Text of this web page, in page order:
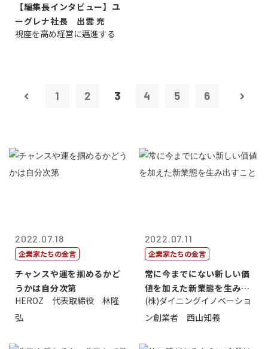
【編集長インタビュー】ユ
ーグレナ社長 出雲 充
視座を高め経営に邁進する
1 2 3 4 5 6
2022.07.18
企業家たちの金言
チャンスや運を掴めるかど
うかは自分次第
HEROZ 代表取締役 林隆
弘
2022.07.11
企業家たちの金言
常に今までにない新しい価
値を加えた新業態を生み出
すこと
(株)ダイニングイノベーショ
ン創業者 西山知義